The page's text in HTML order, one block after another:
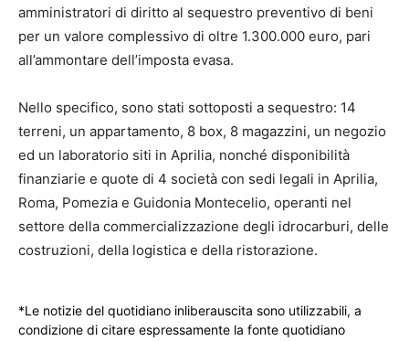
amministratori di diritto al sequestro preventivo di beni
per un valore complessivo di oltre 1.300.000 euro, pari
all’ammontare dell’imposta evasa.
Nello specifico, sono stati sottoposti a sequestro: 14
terreni, un appartamento, 8 box, 8 magazzini, un negozio
ed un laboratorio siti in Aprilia, nonché disponibilità
finanziarie e quote di 4 società con sedi legali in Aprilia,
Roma, Pomezia e Guidonia Montecelio, operanti nel
settore della commercializzazione degli idrocarburi, delle
costruzioni, della logistica e della ristorazione.
*Le notizie del quotidiano inliberauscita sono utilizzabili, a
condizione di citare espressamente la fonte quotidiano